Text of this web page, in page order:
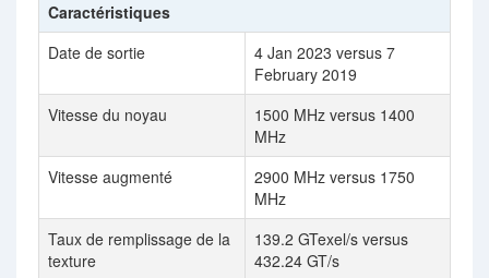
Caractéristiques
Date de sortie
4 Jan 2023 versus 7
February 2019
Vitesse du noyau
1500 MHz versus 1400
MHz
Vitesse augmenté
2900 MHz versus 1750
MHz
Taux de remplissage de la
texture
139.2 GTexel/s versus
432.24 GT/s